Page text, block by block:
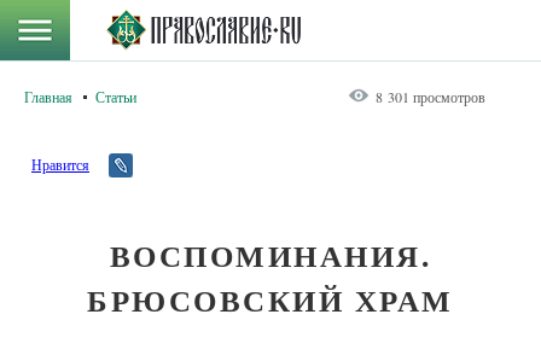
Главная Статьи 8 301 просмотров
Нравится
ВОСПОМИНАНИЯ.
БРЮСОВСКИЙ ХРАМ